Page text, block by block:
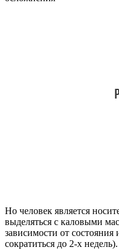
Но человек является
выделяться с каловыми
зависимости от
сократиться до 2-х недель).